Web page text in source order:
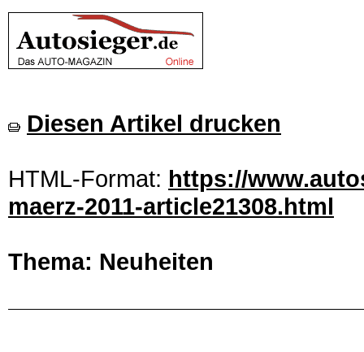
Diesen Artikel drucken
HTML-Format: https://
maerz-2011-article21308.html
Thema: Neuheiten